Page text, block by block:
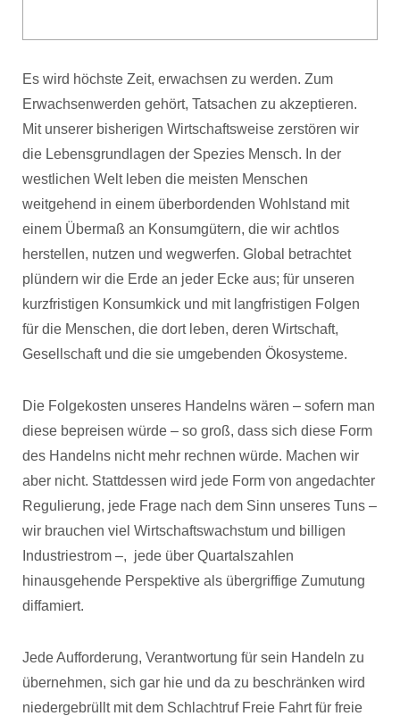
Es wird höchste Zeit, erwachsen zu werden. Zum
Erwachsenwerden gehört, Tatsachen zu akzeptieren.
Mit unserer bisherigen Wirtschaftsweise zerstören wir
die Lebensgrundlagen der Spezies Mensch. In der
westlichen Welt leben die meisten Menschen
weitgehend in einem überbordenden Wohlstand mit
einem Übermaß an Konsumgütern, die wir achtlos
herstellen, nutzen und wegwerfen. Global betrachtet
plündern wir die Erde an jeder Ecke aus; für unseren
kurzfristigen Konsumkick und mit langfristigen Folgen
für die Menschen, die dort leben, deren Wirtschaft,
Gesellschaft und die sie umgebenden Ökosysteme.
Die Folgekosten unseres Handelns wären – sofern man
diese bepreisen würde – so groß, dass sich diese Form
des Handelns nicht mehr rechnen würde. Machen wir
aber nicht. Stattdessen wird jede Form von angedachter
Regulierung, jede Frage nach dem Sinn unseres Tuns –
wir brauchen viel Wirtschaftswachstum und billigen
Industriestrom –, jede über Quartalszahlen
hinausgehende Perspektive als übergriffige Zumutung
diffamiert.
Jede Aufforderung, Verantwortung für sein Handeln zu
übernehmen, sich gar hie und da zu beschränken wird
niedergebrüllt mit dem Schlachtruf Freie Fahrt für freie